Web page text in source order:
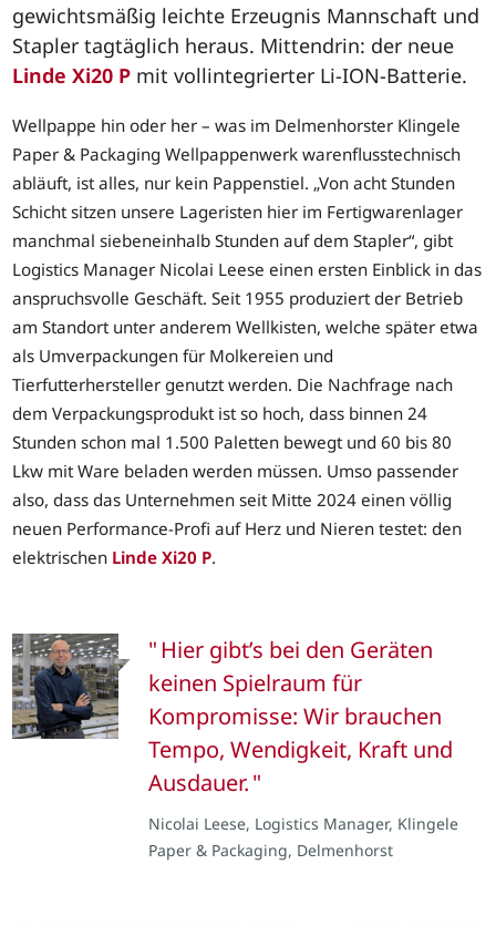
gewichtsmäßig leichte Erzeugnis Mannschaft und
Stapler tagtäglich heraus. Mittendrin: der neue
Linde Xi20 P mit vollintegrierter Li-ION-Batterie.
Wellpappe hin oder her – was im Delmenhorster Klingele
Paper & Packaging Wellpappenwerk warenflusstechnisch
abläuft, ist alles, nur kein Pappenstiel. „Von acht Stunden
Schicht sitzen unsere Lageristen hier im Fertigwarenlager
manchmal siebeneinhalb Stunden auf dem Stapler“, gibt
Logistics Manager Nicolai Leese einen ersten Einblick in das
anspruchsvolle Geschäft. Seit 1955 produziert der Betrieb
am Standort unter anderem Wellkisten, welche später etwa
als Umverpackungen für Molkereien und
Tierfutterhersteller genutzt werden. Die Nachfrage nach
dem Verpackungsprodukt ist so hoch, dass binnen 24
Stunden schon mal 1.500 Paletten bewegt und 60 bis 80
Lkw mit Ware beladen werden müssen. Umso passender
also, dass das Unternehmen seit Mitte 2024 einen völlig
neuen Performance-Profi auf Herz und Nieren testet: den
elektrischen Linde Xi20 P.
Hier gibt’s bei den Geräten
keinen Spielraum für
Kompromisse: Wir brauchen
Tempo, Wendigkeit, Kraft und
Ausdauer.
Nicolai Leese, Logistics Manager, Klingele
Paper & Packaging, Delmenhorst